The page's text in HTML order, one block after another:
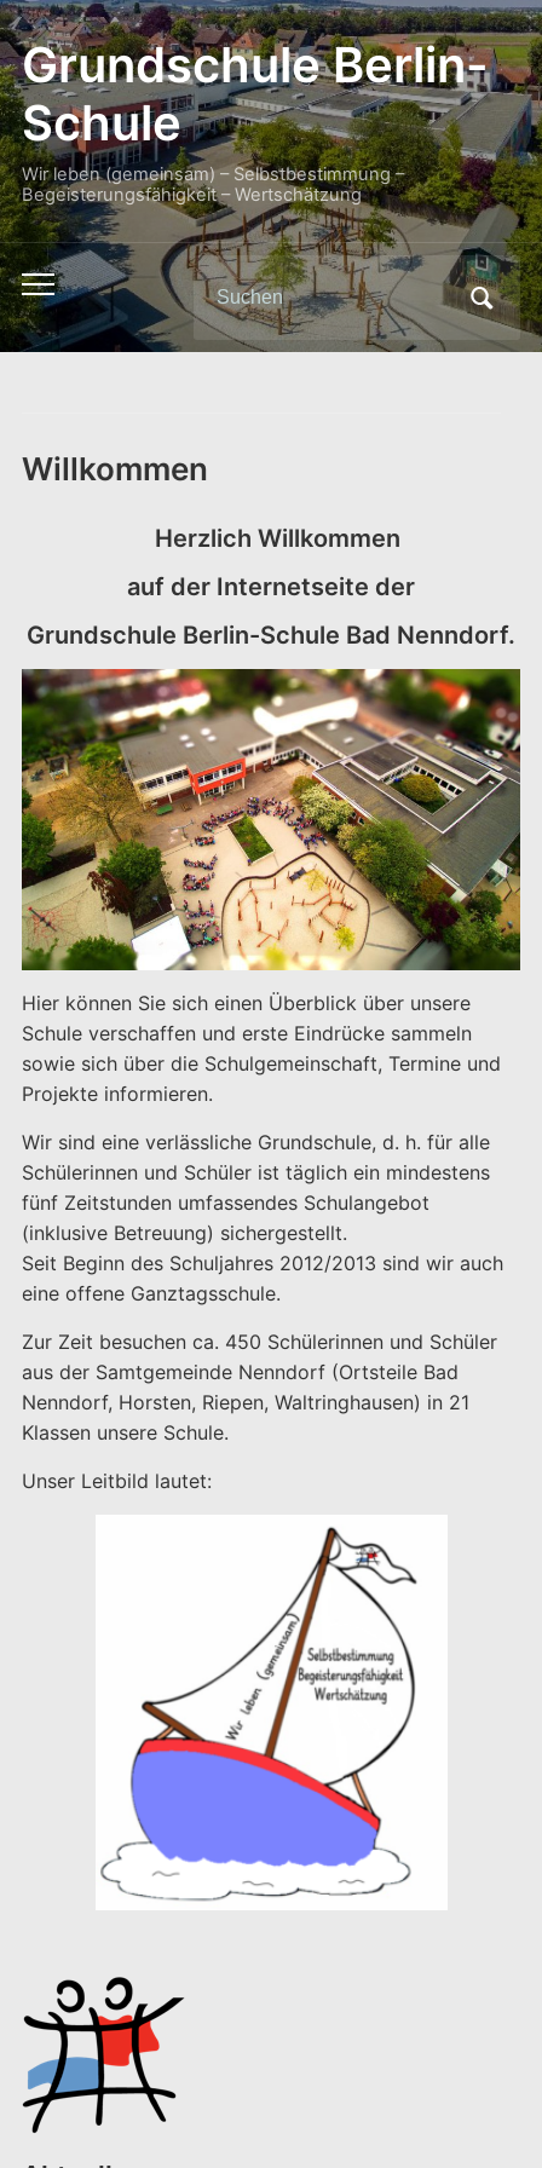
Grundschule Berlin-
Schule
Wir leben (gemeinsam) – Selbstbestimmung –
Begeisterungsfähigkeit – Wertschätzung
Toggle
mobile
menu
Search
for:
Willkommen
Herzlich Willkommen
auf der Internetseite der
Grundschule Berlin-Schule Bad Nenndorf.
Hier können Sie sich einen Überblick über unsere
Schule verschaffen und erste Eindrücke sammeln
sowie sich über die Schulgemeinschaft, Termine und
Projekte informieren.
Wir sind eine verlässliche Grundschule, d. h. für alle
Schülerinnen und Schüler ist täglich ein mindestens
fünf Zeitstunden umfassendes Schulangebot
(inklusive Betreuung) sichergestellt.
Seit Beginn des Schuljahres 2012/2013 sind wir auch
eine offene Ganztagsschule.
Zur Zeit besuchen ca. 450 Schülerinnen und Schüler
aus der Samtgemeinde Nenndorf (Ortsteile Bad
Nenndorf, Horsten, Riepen, Waltringhausen) in 21
Klassen unsere Schule.
Unser Leitbild lautet: